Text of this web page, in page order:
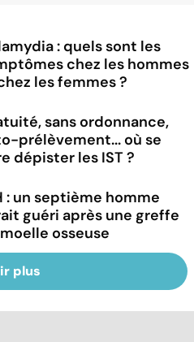
: quels sont les
chez les hommes
les femmes ?
sans ordonnance,
prélèvement... où se
dépister les IST ?
: un septième homme
guéri après une greffe
osseuse
plus